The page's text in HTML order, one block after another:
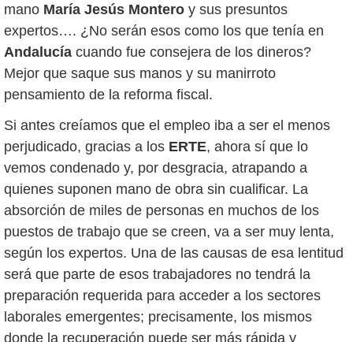
mano María Jesús Montero y sus presuntos
expertos…. ¿No serán esos como los que tenía en
Andalucía cuando fue consejera de los dineros?
Mejor que saque sus manos y su manirroto
pensamiento de la reforma fiscal.
Si antes creíamos que el empleo iba a ser el menos
perjudicado, gracias a los ERTE, ahora sí que lo
vemos condenado y, por desgracia, atrapando a
quienes suponen mano de obra sin cualificar. La
absorción de miles de personas en muchos de los
puestos de trabajo que se creen, va a ser muy lenta,
según los expertos. Una de las causas de esa lentitud
será que parte de esos trabajadores no tendrá la
preparación requerida para acceder a los sectores
laborales emergentes; precisamente, los mismos
donde la recuperación puede ser más rápida y